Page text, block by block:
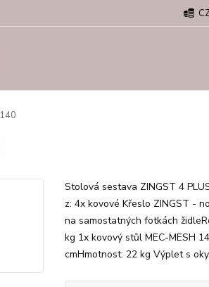
Stolová sestava ZINGST 4
z: 4x kovové Křeslo ZINGST -
na samostatných fotkách
kg 1x kovový stůl MEC-MESH
cmHmotnost: 22 kg Výplet s